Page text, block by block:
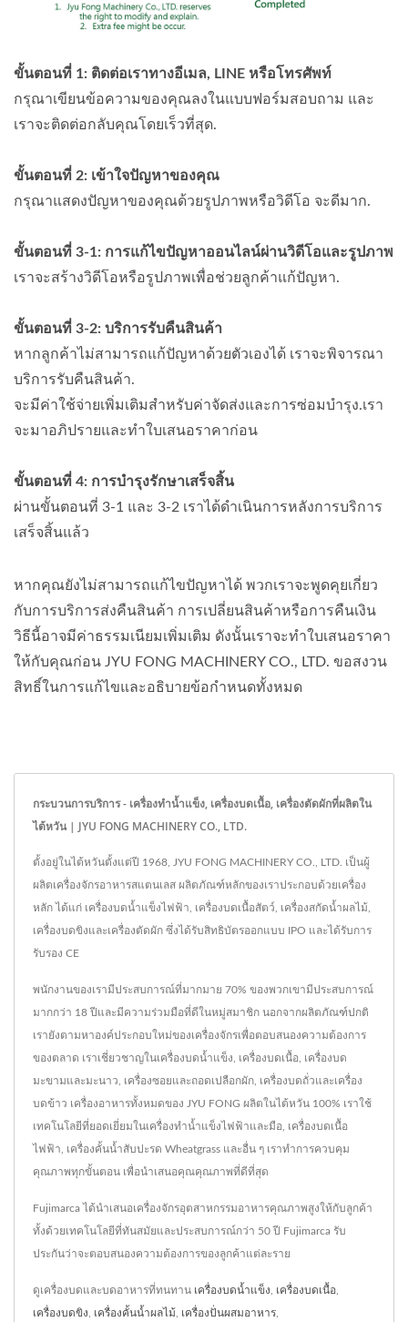
ขั้นตอนที่ 1: ติดต่อเราทางอีเมล, LINE หรือโทรศัพท์
กรุณาเขียนข้อความของคุณลงในแบบฟอร์มสอบถาม และ
เราจะติดต่อกลับคุณโดยเร็วที่สุด.
ขั้นตอนที่ 2: เข้าใจปัญหาของคุณ
กรุณาแสดงปัญหาของคุณด้วยรูปภาพหรือวิดีโอ จะดีมาก.
ขั้นตอนที่ 3-1: การแก้ไขปัญหาออนไลน์ผ่านวิดีโอและรูปภาพ
เราจะสร้างวิดีโอหรือรูปภาพเพื่อช่วยลูกค้าแก้ปัญหา.
ขั้นตอนที่ 3-2: บริการรับคืนสินค้า
หากลูกค้าไม่สามารถแก้ปัญหาด้วยตัวเองได้ เราจะพิจารณา
บริการรับคืนสินค้า.
จะมีค่าใช้จ่ายเพิ่มเติมสำหรับค่าจัดส่งและการซ่อมบำรุง.เรา
จะมาอภิปรายและทำใบเสนอราคาก่อน
ขั้นตอนที่ 4: การบำรุงรักษาเสร็จสิ้น
ผ่านขั้นตอนที่ 3-1 และ 3-2 เราได้ดำเนินการหลังการบริการ
เสร็จสิ้นแล้ว
หากคุณยังไม่สามารถแก้ไขปัญหาได้ พวกเราจะพูดคุยเกี่ยว
กับการบริการส่งคืนสินค้า การเปลี่ยนสินค้าหรือการคืนเงิน
วิธีนี้อาจมีค่าธรรมเนียมเพิ่มเติม ดังนั้นเราจะทำใบเสนอราคา
ให้กับคุณก่อน JYU FONG MACHINERY CO., LTD. ขอสงวน
สิทธิ์ในการแก้ไขและอธิบายข้อกำหนดทั้งหมด
กระบวนการบริการ - เครื่องทำน้ำแข็ง, เครื่องบดเนื้อ, เครื่องตัดผักที่ผลิตใน
ไต้หวัน | JYU FONG MACHINERY CO., LTD.
ตั้งอยู่ในไต้หวันตั้งแต่ปี 1968, JYU FONG MACHINERY CO., LTD. เป็นผู้
ผลิตเครื่องจักรอาหารสแตนเลส ผลิตภัณฑ์หลักของเราประกอบด้วยเครื่อง
หลัก ได้แก่ เครื่องบดน้ำแข็งไฟฟ้า, เครื่องบดเนื้อสัตว์, เครื่องสกัดน้ำผลไม้,
เครื่องบดขิงและเครื่องตัดผัก ซึ่งได้รับสิทธิบัตรออกแบบ IPO และได้รับการ
รับรอง CE
พนักงานของเรามีประสบการณ์ที่มากมาย 70% ของพวกเขามีประสบการณ์
มากกว่า 18 ปีและมีความร่วมมือที่ดีในหมู่สมาชิก นอกจากผลิตภัณฑ์ปกติ
เรายังตามหาองค์ประกอบใหม่ของเครื่องจักรเพื่อตอบสนองความต้องการ
ของตลาด เราเชี่ยวชาญในเครื่องบดน้ำแข็ง, เครื่องบดเนื้อ, เครื่องบด
มะขามและมะนาว, เครื่องซอยและถอดเปลือกผัก, เครื่องบดถั่วและเครื่อง
บดข้าว เครื่องอาหารทั้งหมดของ JYU FONG ผลิตในไต้หวัน 100% เราใช้
เทคโนโลยีที่ยอดเยี่ยมในเครื่องทำน้ำแข็งไฟฟ้าและมือ, เครื่องบดเนื้อ
ไฟฟ้า, เครื่องคั้นน้ำสับปะรด Wheatgrass และอื่น ๆ เราทำการควบคุม
คุณภาพทุกขั้นตอน เพื่อนำเสนอคุณคุณภาพที่ดีที่สุด
Fujimarca ได้นำเสนอเครื่องจักรอุตสาหกรรมอาหารคุณภาพสูงให้กับลูกค้า
ทั้งด้วยเทคโนโลยีที่ทันสมัยและประสบการณ์กว่า 50 ปี Fujimarca รับ
ประกันว่าจะตอบสนองความต้องการของลูกค้าแต่ละราย
ดูเครื่องบดและบดอาหารที่ทนทาน เครื่องบดน้ำแข็ง เครื่องบดเนื้อ
เครื่องบดขิง เครื่องคั้นน้ำผลไม้ เครื่องปั่นผสมอาหาร